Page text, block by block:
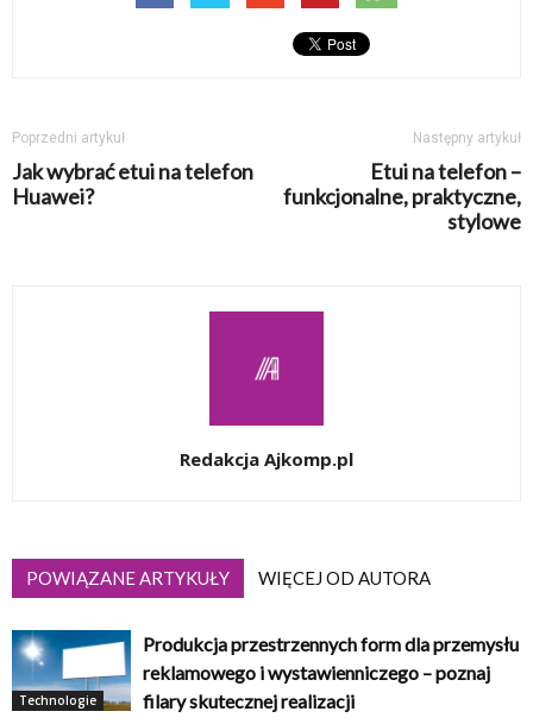
Poprzedni artykuł
Jak wybrać etui na telefon
Huawei?
Następny artykuł
Etui na telefon –
funkcjonalne, praktyczne,
stylowe
Redakcja Ajkomp.pl
POWIĄZANE ARTYKUŁY WIĘCEJ OD AUTORA
Technologie
Produkcja przestrzennych form dla przemysłu
reklamowego i wystawienniczego – poznaj
filary skutecznej realizacji